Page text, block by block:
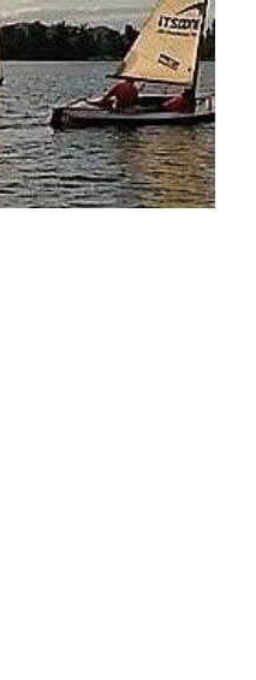
Gutschein
Crewbörse
Schwarzes Brett
VereinOnline
YCA Bootsbriefe